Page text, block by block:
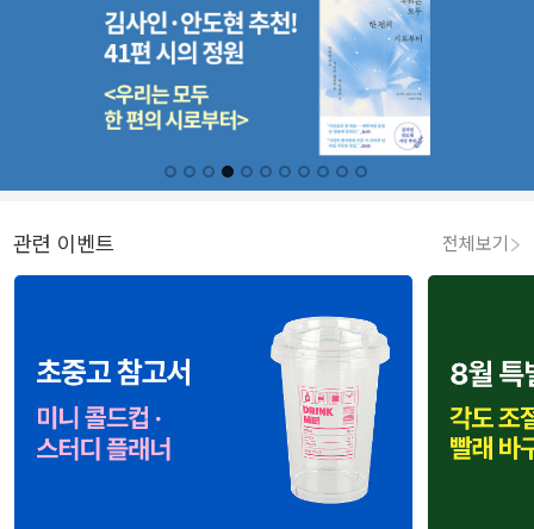
관련 이벤트 전체보기